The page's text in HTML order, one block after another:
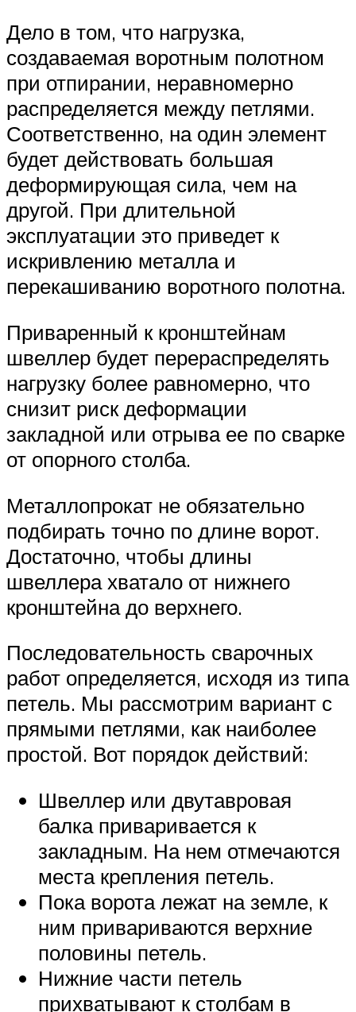
Дело в том, что нагрузка,
создаваемая воротным полотном
при отпирании, неравномерно
распределяется между петлями.
Соответственно, на один элемент
будет действовать большая
деформирующая сила, чем на
другой. При длительной
эксплуатации это приведет к
искривлению металла и
перекашиванию воротного полотна.
Приваренный к кронштейнам
швеллер будет перераспределять
нагрузку более равномерно, что
снизит риск деформации
закладной или отрыва ее по сварке
от опорного столба.
Металлопрокат не обязательно
подбирать точно по длине ворот.
Достаточно, чтобы длины
швеллера хватало от нижнего
кронштейна до верхнего.
Последовательность сварочных
работ определяется, исходя из типа
петель. Мы рассмотрим вариант с
прямыми петлями, как наиболее
простой. Вот порядок действий:
Швеллер или двутавровая
балка приваривается к
закладным. На нем отмечаются
места крепления петель.
Пока ворота лежат на земле, к
ним привариваются верхние
половины петель.
Нижние части петель
прихватывают к столбам в